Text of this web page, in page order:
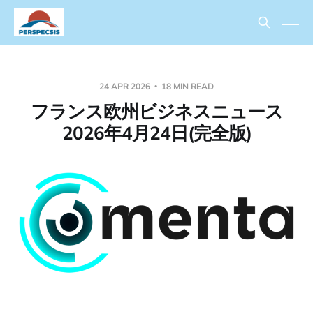
24 APR 2026 18 MIN READ
フランス欧州ビジネスニュース
2026年4月24日(完全版)